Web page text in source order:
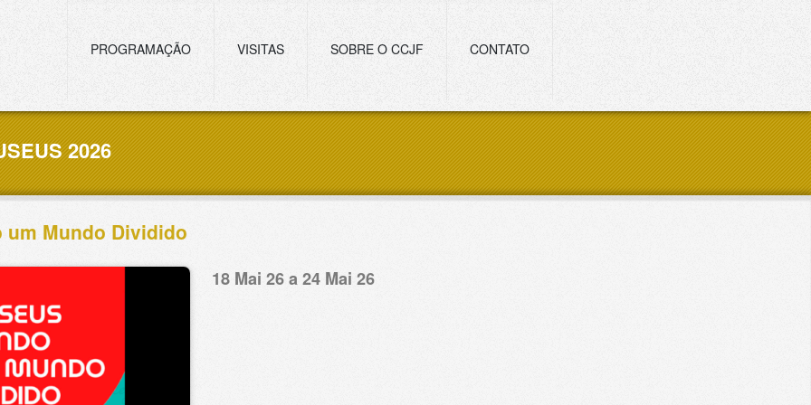
PROGRAMAÇÃO VISITAS SOBRE O CCJF CONTATO
2026
um Mundo Dividido
18 Mai 26 a 24 Mai 26